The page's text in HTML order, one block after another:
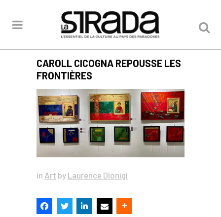
CAROLL CICOGNA REPOUSSE LES
FRONTIÈRES
in Art by Laurence Dionigi